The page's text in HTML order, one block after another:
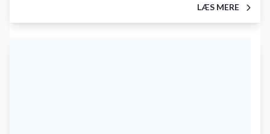
LÆS MERE